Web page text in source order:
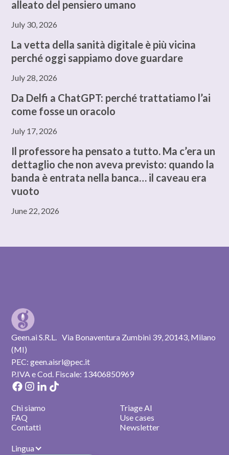
alleato del pensiero umano
July 30, 2026
La vetta della sanità digitale è più vicina
perché oggi sappiamo dove guardare
July 28, 2026
Da Delfi a ChatGPT: perché trattatiamo l’ai
come fosse un oracolo
July 17, 2026
Il professore ha pensato a tutto. Ma c’era un
dettaglio che non aveva previsto: quando la
banda è entrata nella banca… il caveau era
vuoto
June 22, 2026
Geen.ai S.R.L. Via Bonaventura Zumbini 39, 20143, Milano
(MI)
PEC: geen.aisrl@pec.it
P.IVA e Cod. Fiscale: 13406850969
Chi siamo
FAQ
Contatti
Triage AI
Use cases
Newsletter
Lingua